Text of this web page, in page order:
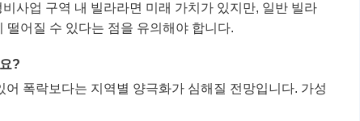
사업 구역 내 빌라라면 미래 가치가 있지만, 일반 빌라
떨어질 수 있다는 점을 유의해야 합니다.
?
폭락보다는 지역별 양극화가 심해질 전망입니다. 가성